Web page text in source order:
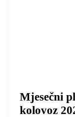
Mjesečni
kolovoz